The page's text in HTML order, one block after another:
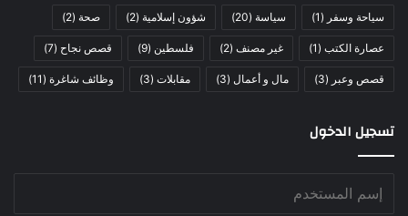
سياحة وسفر (1) سياسة (20) شؤون إسلامية (2) صحة (2)
عصارة الكتب (1) غير مصنف (2) فلسطين (9) قصص نجاح (7)
قصص وعبر (3) مال و أعمال (3) مقابلات (3) وظائف شاغرة (11)
تسجيل الدخول